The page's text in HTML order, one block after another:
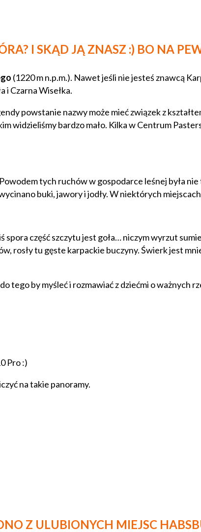
I SKĄD JĄ ZNASZ :) BO NA
(1220 m n.p.m.). Nawet jeśli nie jesteś znawcą
i Czarna Wisełka.
powstanie nazwy może mieć związek z
widzieliśmy bardzo mało. Kilka w Centrum
Powodem tych ruchów w gospodarce leśnej była
buki, jawory i jodły. W niektórych
spora część szczytu jest goła… niczym wyrzut
rosły tu gęste karpackie buczyny. Świerk jest
tego by myśleć i rozmawiać z dziećmi o ważnych
Pro :)
na takie panoramy.
Z ULUBIONYCH MIEJSC